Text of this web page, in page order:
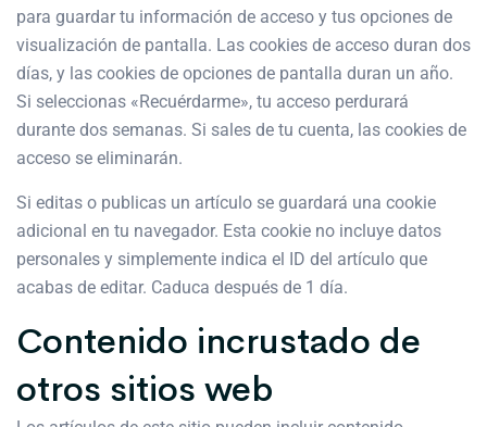
para guardar tu información de acceso y tus opciones de
visualización de pantalla. Las cookies de acceso duran dos
días, y las cookies de opciones de pantalla duran un año.
Si seleccionas «Recuérdarme», tu acceso perdurará
durante dos semanas. Si sales de tu cuenta, las cookies de
acceso se eliminarán.
Si editas o publicas un artículo se guardará una cookie
adicional en tu navegador. Esta cookie no incluye datos
personales y simplemente indica el ID del artículo que
acabas de editar. Caduca después de 1 día.
Contenido incrustado de
otros sitios web